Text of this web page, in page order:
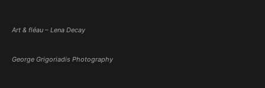
Art & fléau – Lena Decay
George Grigoriadis Photography